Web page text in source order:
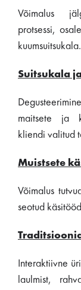
Võimalus
protsessi,
kuumsuitsukala.
Suitsukala
maitsete ja
kliendi valitud
Muistsete
Võimalus
seotud
Interaktiivne
laulmist,